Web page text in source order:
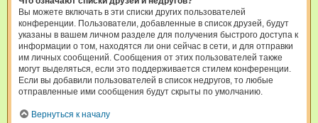
Вы можете включать в эти списки других пользователей
конференции. Пользователи, добавленные в список друзей, будут
указаны в вашем личном разделе для получения быстрого доступа к
информации о том, находятся ли они сейчас в сети, и для отправки
им личных сообщений. Сообщения от этих пользователей также
могут выделяться, если это поддерживается стилем конференции.
Если вы добавили пользователей в список недругов, то любые
отправленные ими сообщения будут скрыты по умолчанию.
Вернуться к началу